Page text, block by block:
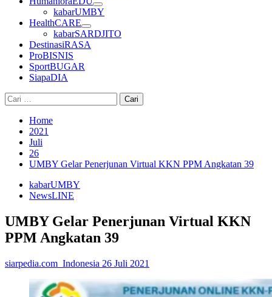
kabarUMBY
HealthCARE
kabarSARDJITO
DestinasiRASA
ProBISNIS
SportBUGAR
SiapaDIA
Cari
untuk:
Home
2021
Juli
26
UMBY Gelar Penerjunan Virtual KKN PPM Angkatan 39
kabarUMBY
NewsLINE
UMBY Gelar Penerjunan Virtual KKN
PPM Angkatan 39
siarpedia.com_Indonesia 26 Juli 2021